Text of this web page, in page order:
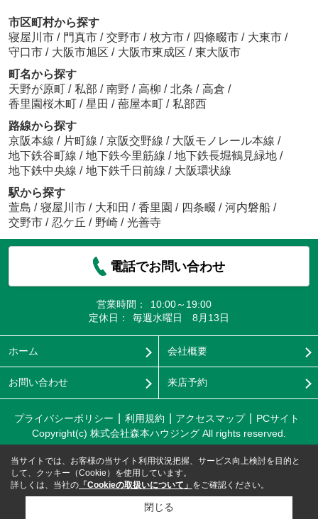
市区町村から探す
寝屋川市 / 門真市 / 交野市 / 枚方市 / 四條畷市 / 大東市 /
守口市 / 大阪市旭区 / 大阪市東成区 / 東大阪市
町名から探す
天野が原町 / 私部 / 南野 / 高柳 / 北条 / 高倉 /
香里園桜木町 / 星田 / 蔀屋本町 / 私部西
路線から探す
京阪本線 / 片町線 / 京阪交野線 / 大阪モノレール本線 /
地下鉄谷町線 / 地下鉄今里筋線 / 地下鉄長堀鶴見緑地 /
地下鉄中央線 / 地下鉄千日前線 / 大阪環状線
駅から探す
萱島 / 寝屋川市 / 大和田 / 香里園 / 四条畷 / 河内磐船 /
交野市 / 忍ケ丘 / 野崎 / 光善寺
電話でお問い合わせ
営業時間：
10:00～19:00
定休日：
毎週水曜日 8月13日
ホーム 会社概要
お問い合わせ 来店予約
プライバシーポリシー 利用規約 アクセスマップ
PCサイト
Copyright(c) 株式会社森本ハウジング All rights reserved.
当サイトでは、お客様の当サイト利用状況把握、サービス向上検討を目的と
して、クッキー（Cookie）を使用しています。
詳しくは、当社の 「Cookieの取扱いについて」 をご確認ください。
閉じる